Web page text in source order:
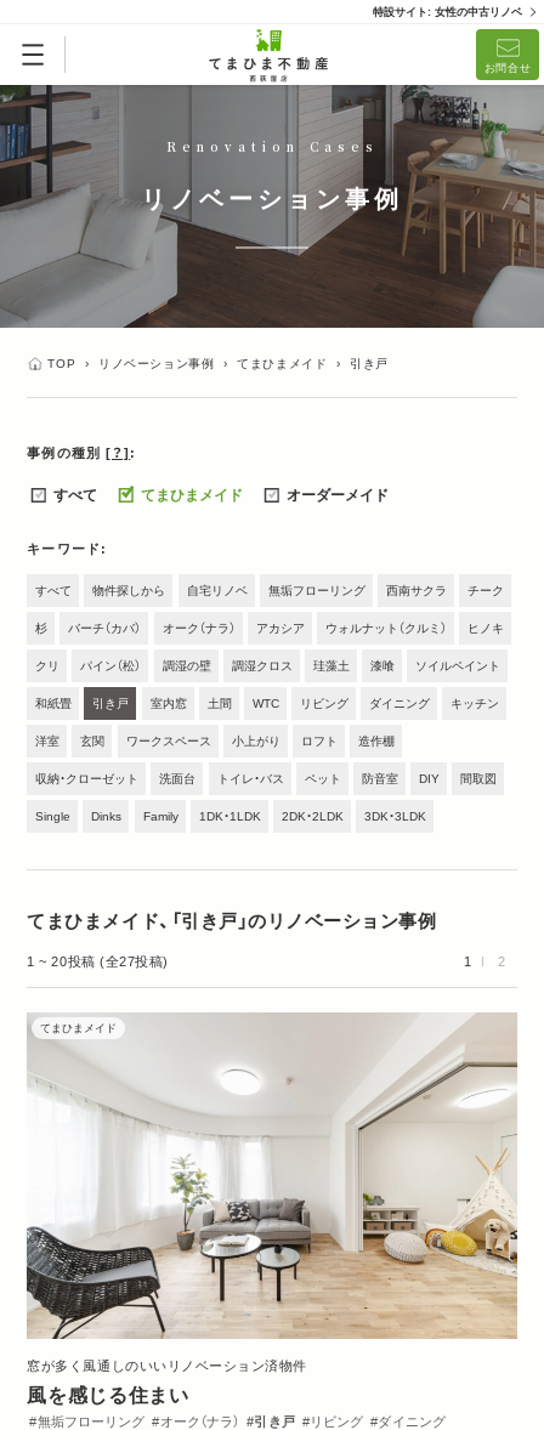
特設サイト: 女性の中古リノベ
お問合せ
Renovation Cases
リノベーション事例
TOP › リノベーション事例 › てまひまメイド › 引き戸
事例の種別 [？]
すべて てまひまメイド オーダーメイド
キーワード
すべて 物件探しから 自宅リノベ 無垢フローリング 西南サクラ チーク
杉 バーチ（カバ） オーク（ナラ） アカシア ウォルナット（クルミ） ヒノキ
クリ パイン（松） 調湿の壁 調湿クロス 珪藻土 漆喰 ソイルペイント
和紙畳 引き戸 室内窓 土間 WTC リビング ダイニング キッチン
洋室 玄関 ワークスペース 小上がり ロフト 造作棚
収納・クローゼット 洗面台 トイレ・バス ペット 防音室 DIY 間取図
Single Dinks Family 1DK・1LDK 2DK・2LDK 3DK・3LDK
てまひまメイド、「引き戸」のリノベーション事例
1 ~ 20投稿 (全27投稿) 1 2
てまひまメイド
窓が多く風通しのいいリノベーション済物件
風を感じる住まい
無垢フローリング オーク（ナラ） 引き戸 リビング
ダイニング